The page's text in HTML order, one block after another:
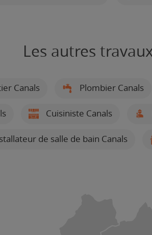
Les autres
Canals Plombier Canals
Cuisiniste Canals
de salle de bain Canals